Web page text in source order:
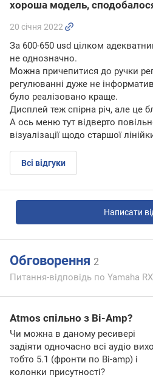
хороша модель,
20 січня 2022
За 600-650 usd цілком
не однозначно.
Можна причепитися до ручки
регулюванні дуже не
було реалізовано краще.
Дисплей теж спірна річ, але це
А ось меню тут відверто
візуалізації щодо старшої
Всі відгуки
Написати
Обговорення 2
Питання-відповідь по Yamaha
Atmos спільно з Bi-Amp?
Чи можна в даному ресивері
задіяти одночасно всі аудіо
тобто 5.1 (фронти по Bi-amp) і
колонки присутності?